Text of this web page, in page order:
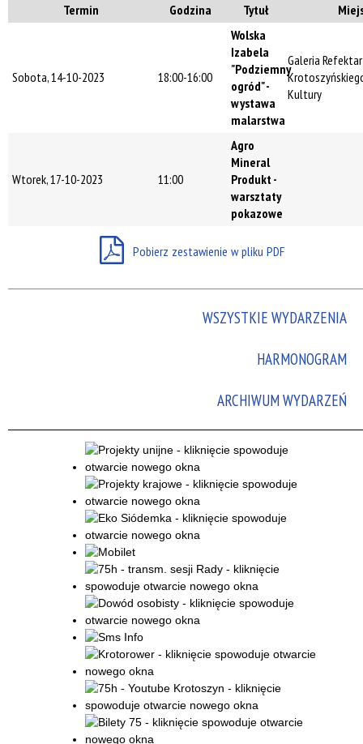
Kategoria
Trwające w
Promowane
filtr
Termin Godzina Tytuł
Sobota, 14-10-2023 18:00-16:00
Wolska
Izabela
"Podziemny
ogród" -
wystawa
malarstwa
Galeria
Kultury
Wtorek, 17-10-2023 11:00
Agro
Mineral
Produkt -
warsztaty
pokazowe
Pobierz zestawienie w pliku PDF
WSZYSTKIE WYDARZENIA
HARMONOGRAM
ARCHIWUM WYDARZEŃ